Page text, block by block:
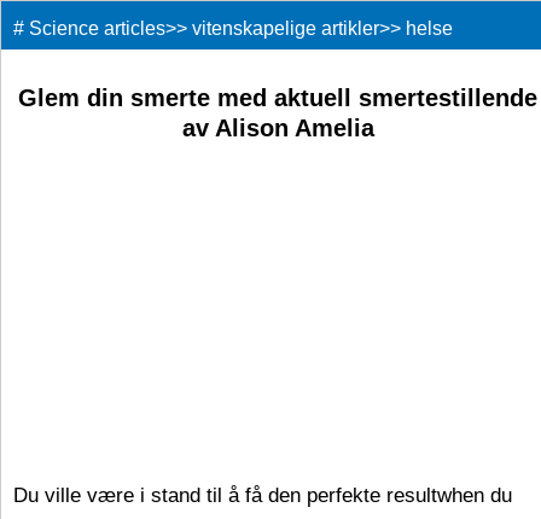
# Science articles>> vitenskapelige artikler>> helse
Glem din smerte med aktuell smertestillende
av Alison Amelia
Du ville være i stand til å få den perfekte resultwhen du